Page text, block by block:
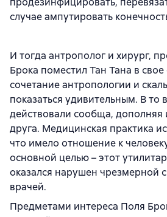
случае ампутировать
И тогда антрополог и хирург,
Брока поместил Тан Тана в
сочетание антропологии и
показаться удивительным. В то
действовали сообща, дополняя
друга. Медицинская практика
что имело отношение к
основной целью – этот
оказался нарушен чрезмерной
врачей.
Предметами интереса Поля